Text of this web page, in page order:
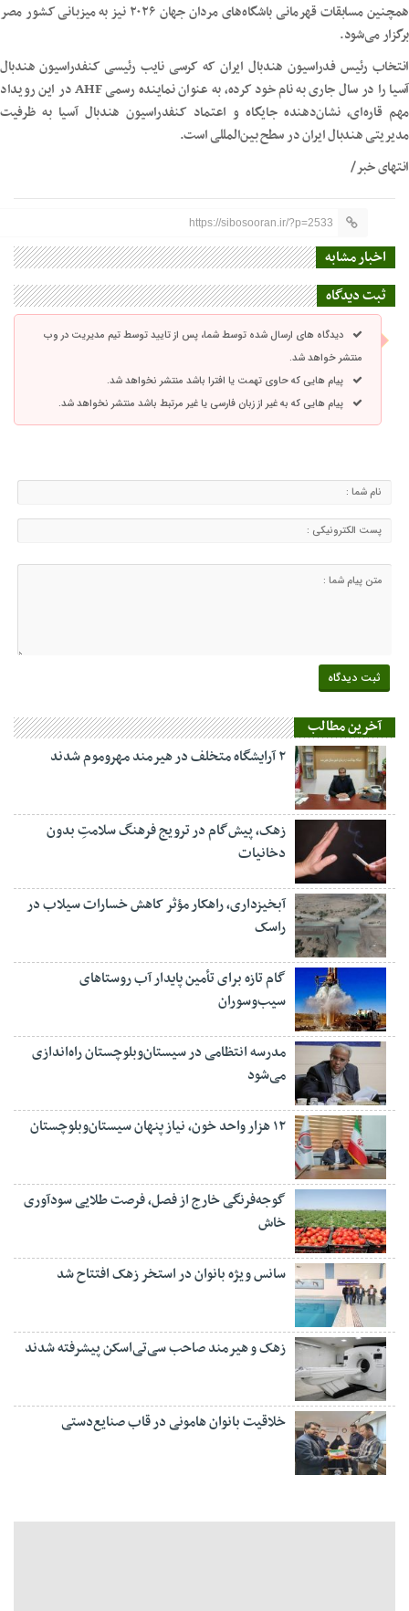
همچنین مسابقات قهرمانی باشگاه‌های مردان جهان ۲۰۲۶ نیز به میزبانی کشور مصر
برگزار می‌شود.
انتخاب رئیس فدراسیون هندبال ایران که کرسی نایب رئیسی کنفدراسیون هندبال
آسیا را در سال جاری به نام خود کرده، به عنوان نماینده رسمی AHF در این رویداد
مهم قاره‌ای، نشان‌دهنده جایگاه و اعتماد کنفدراسیون هندبال آسیا به ظرفیت
مدیریتی هندبال ایران در سطح بین‌المللی است.
انتهای خبر/
https://sibosooran.ir/?p=2533
اخبار مشابه
ثبت دیدگاه
دیدگاه های ارسال شده توسط شما، پس از تایید توسط تیم مدیریت در وب
منتشر خواهد شد.
پیام هایی که حاوی تهمت یا افترا باشد منتشر نخواهد شد.
پیام هایی که به غیر از زبان فارسی یا غیر مرتبط باشد منتشر نخواهد شد.
آخرین مطالب
۲ آرایشگاه متخلف در هیرمند مهروموم شدند
زهک، پیش‌گام در ترویج فرهنگ سلامتِ بدون
دخانیات
آبخیزداری، راهکار مؤثر کاهش خسارات سیلاب در
راسک
گام تازه برای تأمین پایدار آب روستاهای
سیب‌وسوران
مدرسه انتظامی در سیستان‌وبلوچستان راه‌اندازی
می‌شود
۱۲ هزار واحد خون، نیاز پنهان سیستان‌وبلوچستان
گوجه‌فرنگی خارج از فصل، فرصت طلایی سودآوری
خاش
سانس ویژه بانوان در استخر زهک افتتاح شد
زهک و هیرمند صاحب سی‌تی‌اسکن پیشرفته شدند
خلاقیت بانوان هامونی در قاب صنایع‌دستی